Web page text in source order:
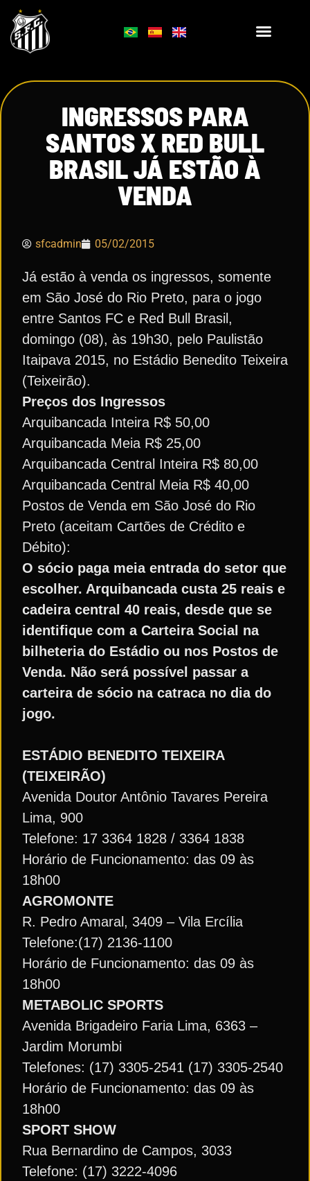
INGRESSOS PARA
SANTOS X RED BULL
BRASIL JÁ ESTÃO À
VENDA
sfcadmin 05/02/2015
Já estão à venda os ingressos, somente
em São José do Rio Preto, para o jogo
entre Santos FC e Red Bull Brasil,
domingo (08), às 19h30, pelo Paulistão
Itaipava 2015, no Estádio Benedito Teixeira
(Teixeirão).
Preços dos Ingressos
Arquibancada Inteira R$ 50,00
Arquibancada Meia R$ 25,00
Arquibancada Central Inteira R$ 80,00
Arquibancada Central Meia R$ 40,00
Postos de Venda em São José do Rio
Preto (aceitam Cartões de Crédito e
Débito):
O sócio paga meia entrada do setor que
escolher. Arquibancada custa 25 reais e
cadeira central 40 reais, desde que se
identifique com a Carteira Social na
bilheteria do Estádio ou nos Postos de
Venda. Não será possível passar a
carteira de sócio na catraca no dia do
jogo.
ESTÁDIO BENEDITO TEIXEIRA
(TEIXEIRÃO)
Avenida Doutor Antônio Tavares Pereira
Lima, 900
Telefone: 17 3364 1828 / 3364 1838
Horário de Funcionamento: das 09 às
18h00
AGROMONTE
R. Pedro Amaral, 3409 – Vila Ercília
Telefone:(17) 2136-1100
Horário de Funcionamento: das 09 às
18h00
METABOLIC SPORTS
Avenida Brigadeiro Faria Lima, 6363 –
Jardim Morumbi
Telefones: (17) 3305-2541 (17) 3305-2540
Horário de Funcionamento: das 09 às
18h00
SPORT SHOW
Rua Bernardino de Campos, 3033
Telefone: (17) 3222-4096